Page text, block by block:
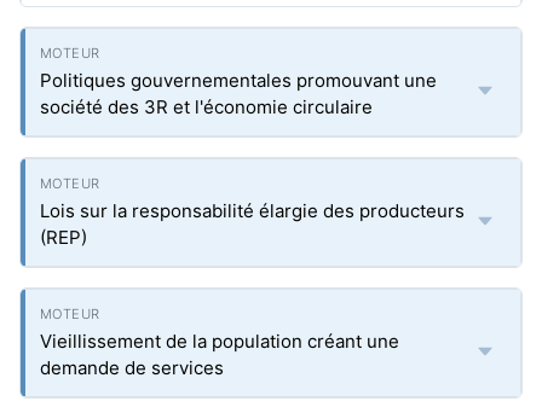
Politiques gouvernementales promouvant une
société des 3R et l'économie circulaire
Lois sur la responsabilité élargie des producteurs
(REP)
Vieillissement de la population créant une
demande de services